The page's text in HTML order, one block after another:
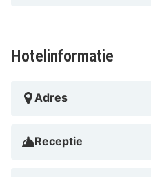
Hotelinformatie
Adres
Receptie